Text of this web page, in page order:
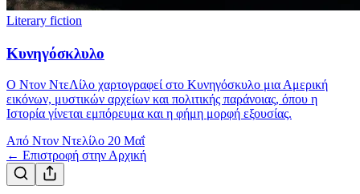
Literary fiction
Κυνηγόσκλυλο
Ο Ντον ΝτεΛίλο χαρτογραφεί στο Κυνηγόσκυλο μια Αμερική
εικόνων, μυστικών αρχείων και πολιτικής παράνοιας, όπου η
Ιστορία γίνεται εμπόρευμα και η φήμη μορφή εξουσίας.
Από Ντον Ντελίλο 20 Μαΐ
← Επιστροφή στην Αρχική